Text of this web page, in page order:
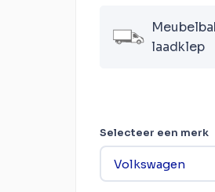
laadklep
Selecteer een merk